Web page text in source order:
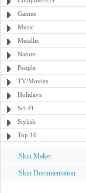
Games
Music
Metallic
Nature
People
TV/Movies
Holidays
Sci-Fi
Stylish
Top 10
Skin Maker
Skin Documentation